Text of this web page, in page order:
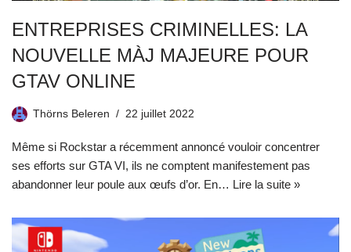
ENTREPRISES CRIMINELLES: LA
NOUVELLE MÀJ MAJEURE POUR
GTAV ONLINE
Thörns Beleren 22 juillet 2022
Même si Rockstar a récemment annoncé vouloir concentrer
ses efforts sur GTA VI, ils ne comptent manifestement pas
abandonner leur poule aux œufs d’or. En… Lire la suite »